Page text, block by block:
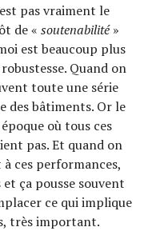
pas vraiment le
de «soutenabilité»
est beaucoup plus
Quand on
toute une série
des bâtiments. Or le
où tous ces
pas. Et quand on
ces performances,
ça pousse souvent
ce qui implique
très important.